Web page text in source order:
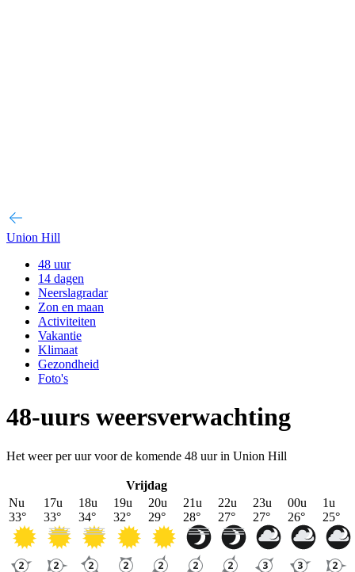
Union Hill
48 uur
14 dagen
Neerslagradar
Zon en maan
Activiteiten
Vakantie
Klimaat
Gezondheid
Foto's
48-uurs weersverwachting
Het weer per uur voor de komende 48 uur in Union Hill
Vrijdag
Nu
33°
17u
33°
18u
34°
19u
32°
20u
29°
21u
28°
22u
27°
23u
27°
00u
26°
1u
25°